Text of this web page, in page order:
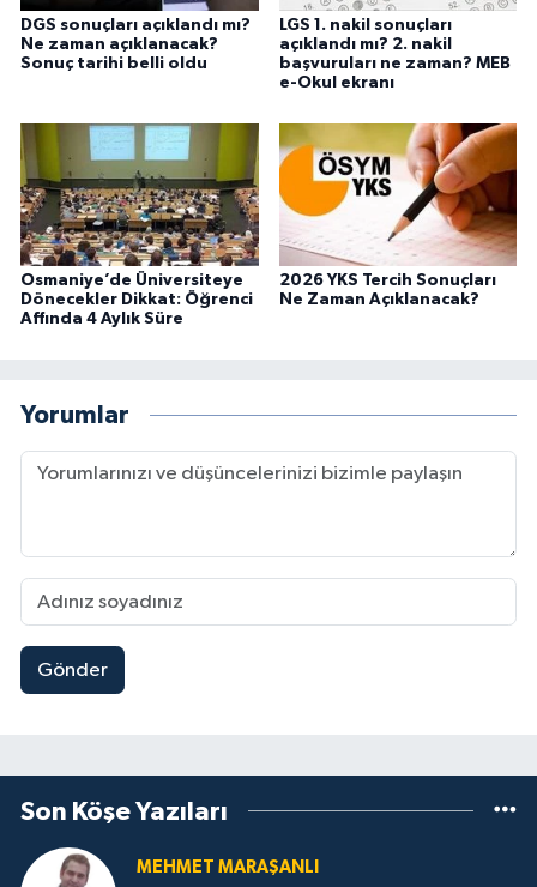
DGS sonuçları açıklandı mı?
Ne zaman açıklanacak?
Sonuç tarihi belli oldu
LGS 1. nakil sonuçları
açıklandı mı? 2. nakil
başvuruları ne zaman? MEB
e-Okul ekranı
Osmaniye’de Üniversiteye
Dönecekler Dikkat: Öğrenci
Affında 4 Aylık Süre
2026 YKS Tercih Sonuçları
Ne Zaman Açıklanacak?
Yorumlar
Gönder
Son Köşe Yazıları
MEHMET MARAŞANLI